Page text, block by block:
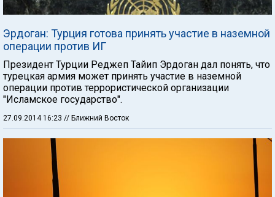
Эрдоган: Турция готова принять участие в наземной
операции против ИГ
Президент Турции Реджеп Тайип Эрдоган дал понять, что
турецкая армия может принять участие в наземной
операции против террористической организации
"Исламское государство".
27.09.2014 16:23 // Ближний Восток